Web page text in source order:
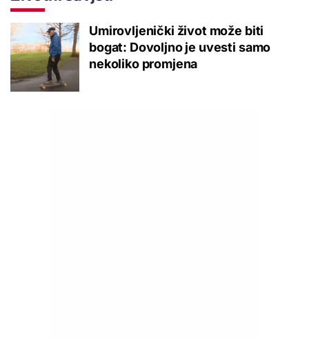
Umirovljenički život može biti
bogat: Dovoljno je uvesti samo
nekoliko promjena